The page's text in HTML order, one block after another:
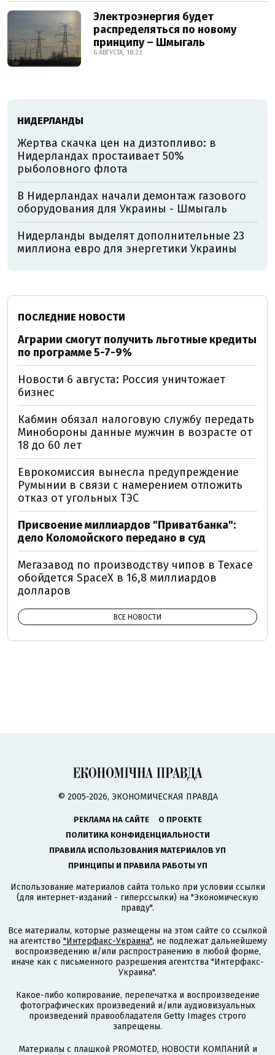
Электроэнергия будет
распределяться по новому
принципу – Шмыгаль
6 АВГУСТА, 18:23
НИДЕРЛАНДЫ
Жертва скачка цен на дизтопливо: в
Нидерландах простаивает 50%
рыболовного флота
В Нидерландах начали демонтаж газового
оборудования для Украины - Шмыгаль
Нидерланды выделят дополнительные 23
миллиона евро для энергетики Украины
ПОСЛЕДНИЕ НОВОСТИ
Аграрии смогут получить льготные кредиты
по программе 5-7-9%
Новости 6 августа: Россия уничтожает
бизнес
Кабмин обязал налоговую службу передать
Минобороны данные мужчин в возрасте от
18 до 60 лет
Еврокомиссия вынесла предупреждение
Румынии в связи с намерением отложить
отказ от угольных ТЭС
Присвоение миллиардов "Приватбанка":
дело Коломойского передано в суд
Мегазавод по производству чипов в Техасе
обойдется SpaceX в 16,8 миллиардов
долларов
ВСЕ НОВОСТИ
© 2005-2026, ЭКОНОМИЧЕСКАЯ ПРАВДА
РЕКЛАМА НА САЙТЕ
О ПРОЕКТЕ
ПОЛИТИКА КОНФИДЕНЦИАЛЬНОСТИ
ПРАВИЛА ИСПОЛЬЗОВАНИЯ МАТЕРИАЛОВ УП
ПРИНЦИПЫ И ПРАВИЛА РАБОТЫ УП
Использование материалов сайта только при условии ссылки
(для интернет-изданий - гиперссылки) на "Экономическую
правду".
Все материалы, которые размещены на этом сайте со ссылкой
на агентство "Интерфакс-Украина", не подлежат дальнейшему
воспроизведению и/или распространению в любой форме,
иначе как с письменного разрешения агентства "Интерфакс-
Украина".
Какое-либо копирование, перепечатка и воспроизведение
фотографических произведений и/или аудиовизуальных
произведений правообладателя Getty Images строго
запрещены.
Материалы с плашкой PROMOTED, НОВОСТИ КОМПАНИЙ и